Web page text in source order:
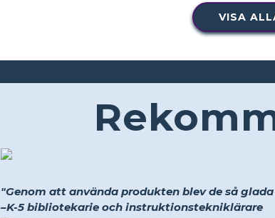
VISA
"Genom att använda produkten blev de så
–K-5 bibliotekarie och instruktionstekniklärare